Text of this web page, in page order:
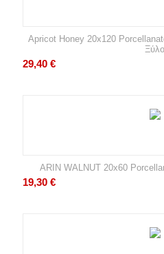
Apricot Honey 20x120
Ξύλο
29,40 €
ARIN WALNUT 20x60
19,30 €